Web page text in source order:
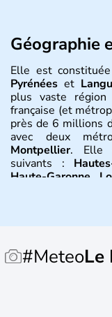
Géographie
Elle est
Pyrénées et
plus vaste
française (et
près de 6 millions
avec deux
Montpellier. Elle
suivants :
Haute-Garonne,
orientales, Aude,
montagnarde au
#MeteoLe